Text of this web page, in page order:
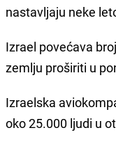
nastavljaju neke
Izrael povećava
zemlju proširiti u
Izraelska
oko 25.000 ljudi u